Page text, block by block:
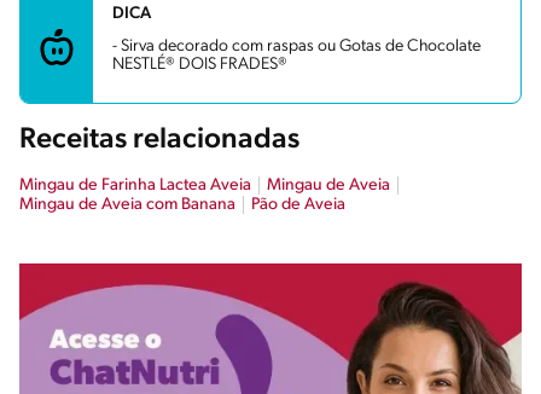
DICA
- Sirva decorado com raspas ou Gotas de Chocolate
NESTLÉ® DOIS FRADES®
Receitas relacionadas
Mingau de Farinha Lactea Aveia
Mingau de Aveia
Mingau de Aveia com Banana
Pão de Aveia